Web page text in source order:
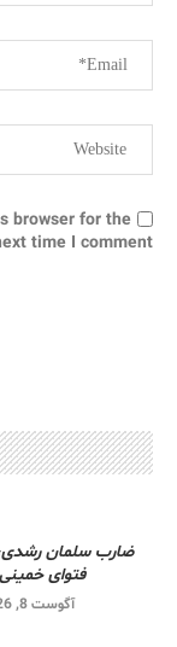
browser for the
time I comment.
ضارب سلمان
فتوای
آگوست 8, 2026